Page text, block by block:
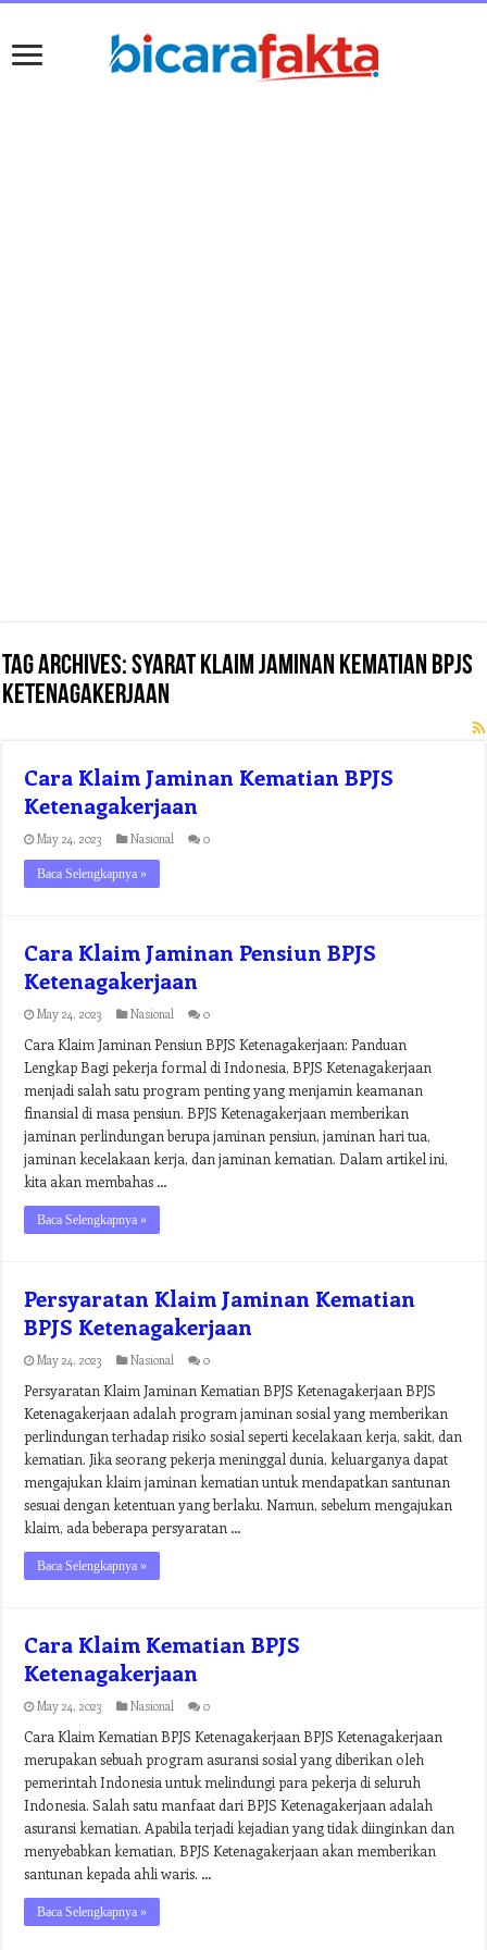
Tag Archives:syarat klaim jaminan kematian bpjs
ketenagakerjaan
Cara Klaim Jaminan Kematian BPJS
Ketenagakerjaan
May 24, 2023 Nasional 0
Baca Selengkapnya »
Cara Klaim Jaminan Pensiun BPJS
Ketenagakerjaan
May 24, 2023 Nasional 0
Cara Klaim Jaminan Pensiun BPJS Ketenagakerjaan: Panduan
Lengkap Bagi pekerja formal di Indonesia, BPJS Ketenagakerjaan
menjadi salah satu program penting yang menjamin keamanan
finansial di masa pensiun. BPJS Ketenagakerjaan memberikan
jaminan perlindungan berupa jaminan pensiun, jaminan hari tua,
jaminan kecelakaan kerja, dan jaminan kematian. Dalam artikel ini,
kita akan membahas …
Baca Selengkapnya »
Persyaratan Klaim Jaminan Kematian
BPJS Ketenagakerjaan
May 24, 2023 Nasional 0
Persyaratan Klaim Jaminan Kematian BPJS Ketenagakerjaan BPJS
Ketenagakerjaan adalah program jaminan sosial yang memberikan
perlindungan terhadap risiko sosial seperti kecelakaan kerja, sakit, dan
kematian. Jika seorang pekerja meninggal dunia, keluarganya dapat
mengajukan klaim jaminan kematian untuk mendapatkan santunan
sesuai dengan ketentuan yang berlaku. Namun, sebelum mengajukan
klaim, ada beberapa persyaratan …
Baca Selengkapnya »
Cara Klaim Kematian BPJS
Ketenagakerjaan
May 24, 2023 Nasional 0
Cara Klaim Kematian BPJS Ketenagakerjaan BPJS Ketenagakerjaan
merupakan sebuah program asuransi sosial yang diberikan oleh
pemerintah Indonesia untuk melindungi para pekerja di seluruh
Indonesia. Salah satu manfaat dari BPJS Ketenagakerjaan adalah
asuransi kematian. Apabila terjadi kejadian yang tidak diinginkan dan
menyebabkan kematian, BPJS Ketenagakerjaan akan memberikan
santunan kepada ahli waris. …
Baca Selengkapnya »